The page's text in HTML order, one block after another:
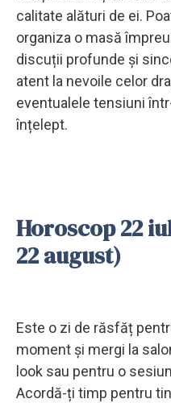
calitate alături de ei.
organiza o masă
discuții profunde și
atent la nevoile celor
eventualele tensiuni
înțelept.
Horoscop 22
22 august)
Este o zi de răsfăț
moment și mergi la
look sau pentru o
Acordă-ți timp pentru